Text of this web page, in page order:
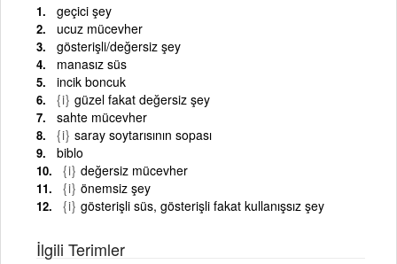
geçici şey
ucuz mücevher
gösterişli/değersiz şey
manasız süs
incik boncuk
{i} güzel fakat değersiz şey
sahte mücevher
{i} saray soytarısının sopası
biblo
{i} değersiz mücevher
{i} önemsiz şey
{i} gösterişli süs, gösterişli fakat kullanışsız şey
İlgili Terimler